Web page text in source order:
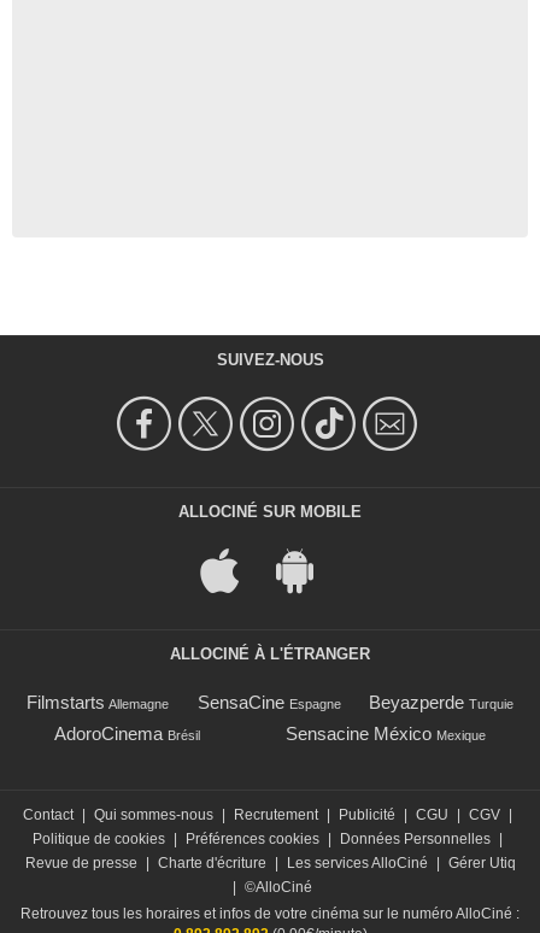
SUIVEZ-NOUS
ALLOCINÉ SUR MOBILE
ALLOCINÉ À L'ÉTRANGER
Filmstarts Allemagne SensaCine Espagne Beyazperde Turquie
AdoroCinema Brésil Sensacine México Mexique
Contact | Qui sommes-nous | Recrutement | Publicité | CGU | CGV |
Politique de cookies | Préférences cookies | Données Personnelles |
Revue de presse
| Charte d'écriture | Les services AlloCiné | Gérer Utiq
| ©AlloCiné
Retrouvez tous les horaires et infos de votre cinéma sur le numéro AlloCiné :